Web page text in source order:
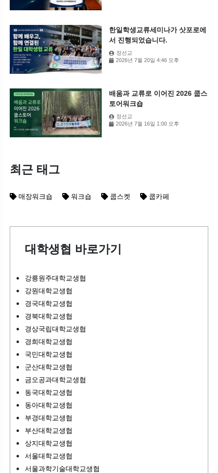
한일학생교류세미나가 삿포로에
서 진행되었습니다.
정선교
2026년 7월 20일 4:46 오후
배움과 교류로 이어진 2026 쿱스
토어워크숍
정선교
2026년 7월 16일 1:00 오후
최근 태그
매장워크숍 워크숍 쿱스켓 쿱카페
대학생협 바로가기
강릉원주대학교생협
강원대학교생협
경국대학교생협
경북대학교생협
경상국립대학교생협
경희대학교생협
국민대학교생협
군산대학교생협
금오공과대학교생협
동국대학교생협
동아대학교생협
부경대학교생협
부산대학교생협
상지대학교생협
서울대학교생협
서울과학기술대학교생협